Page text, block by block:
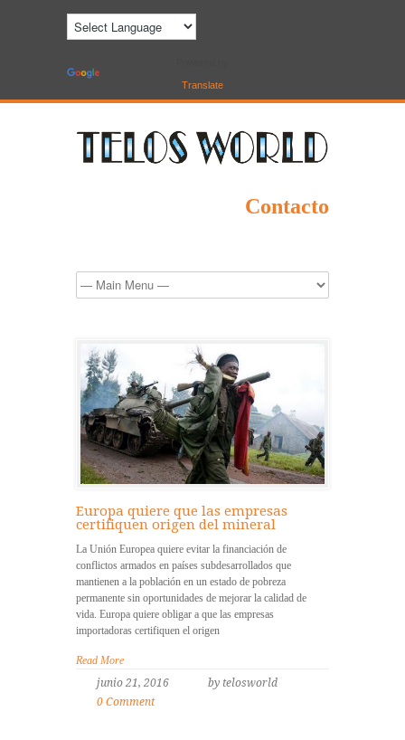
Translate
Contacto
Europa quiere que las empresas
certifiquen origen del mineral
La Unión Europea quiere evitar la financiación de
conflictos armados en países subdesarrollados que
mantienen a la población en un estado de pobreza
permanente sin oportunidades de mejorar la calidad de
vida. Europa quiere obligar a que las empresas
importadoras certifiquen el origen
Read More
junio 21, 2016
by telosworld
0 Comment